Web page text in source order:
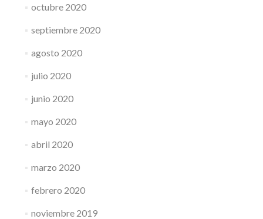
octubre 2020
septiembre 2020
agosto 2020
julio 2020
junio 2020
mayo 2020
abril 2020
marzo 2020
febrero 2020
noviembre 2019